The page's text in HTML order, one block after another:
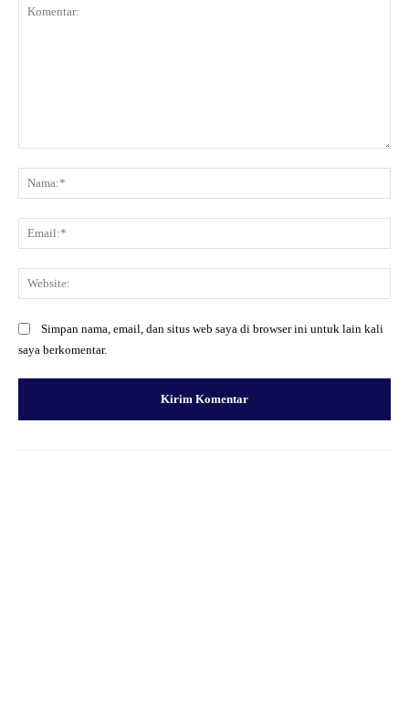
Simpan nama, email, dan situs web saya di browser ini untuk lain kali
saya berkomentar.